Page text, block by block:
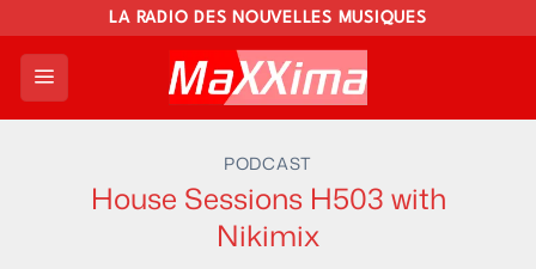
content
LA RADIO DES NOUVELLES MUSIQUES
PODCAST
House Sessions H503 with
Nikimix